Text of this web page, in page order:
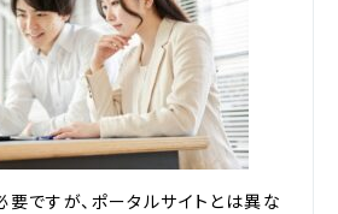
ですが、ポータルサイトとは異な